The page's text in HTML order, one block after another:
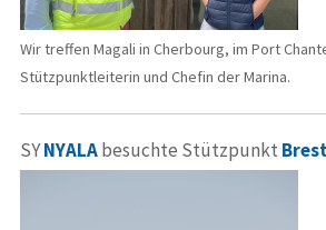
Wir treffen Magali in Cherbourg, im Port
Stützpunktleiterin und Chefin der Marina.
SYNYALAbesuchte Stützpunkt